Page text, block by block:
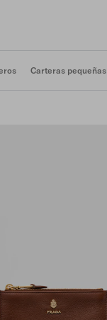
Carteras pequeñas